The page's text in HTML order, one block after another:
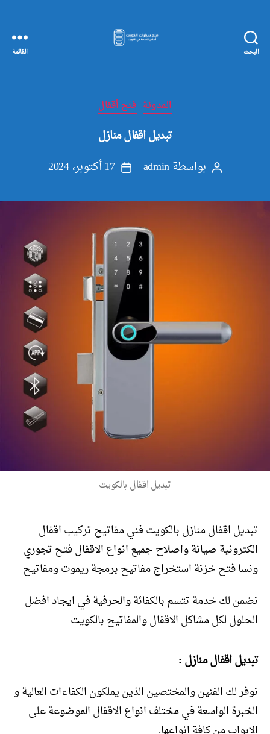
البحث
الكويت
القائمة
التصنيفات المدونة فتح أقفال
تبديل اقفال منازل
كاتببواسطةadmin
تاريخ
17 أكتوبر، 2024
تبديل اقفال بالكويت
تبديل اقفال منازل بالكويت فني مفاتيح تركيب اقفال
الكترونية صيانة واصلاح جميع انواع الاقفال فتح تجوري
ونسا فتح خزنة استخراج مفاتيح برمجة ريموت ومفاتيح
نضمن لك خدمة تتسم بالكفائة والحرفية في ايجاد افضل
الحلول لكل مشاكل الاقفال والمفاتيح بالكويت
تبديل اقفال منازل :
نوفر لك الفنين والمختصين الذين يملكون الكفاءات العالية و
الخبرة الواسعة في مختلف انواع الاقفال الموضوعة على